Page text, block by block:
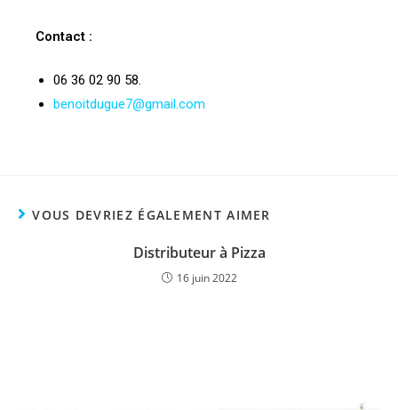
Contact :
06 36 02 90 58.
benoitdugue7@gmail.com
VOUS DEVRIEZ ÉGALEMENT AIMER
Distributeur à Pizza
16 juin 2022